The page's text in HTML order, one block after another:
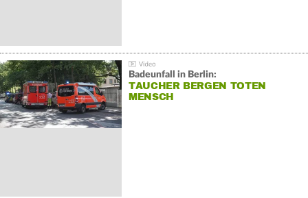
Badeunfall in Berlin:
TAUCHER BERGEN TOTEN
MENSCH